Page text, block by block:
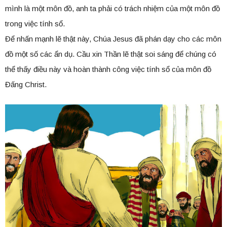
mình là một môn đồ, anh ta phải có trách nhiệm của một môn đồ
trong việc tính sổ.
Để nhấn mạnh lẽ thật này, Chúa Jesus đã phán dạy cho các môn
đồ một số các ẩn dụ. Cầu xin Thần lẽ thật soi sáng để chúng có
thể thấy điều này và hoàn thành công việc tính sổ của môn đồ
Đấng Christ.